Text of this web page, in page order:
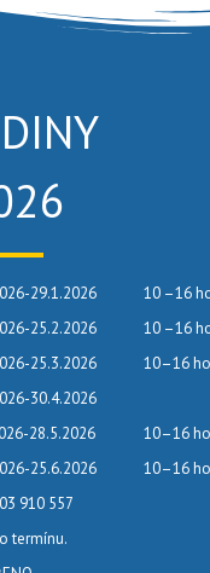
29.1.2026
10 –16
25.2.2026
10 –16
25.3.2026
10–16
30.4.2026
28.5.2026
10–16
25.6.2026
10–16
910 557
termínu.